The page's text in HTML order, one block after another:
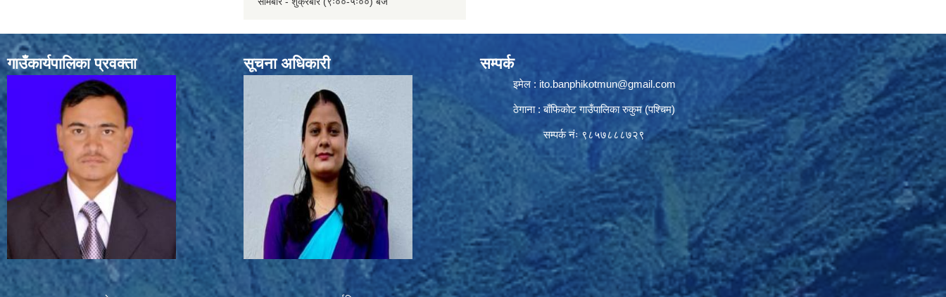
गाउँकार्यपालिका प्रवक्ता सूचना अधिकारी सम्पर्क
इमेल : ito.banphikotmun@gmail.com
ठेगाना : बाँफिकोट गाउँपालिका रुकुम (पश्चिम)
सम्पर्क नंः ९८५७८८८७२९